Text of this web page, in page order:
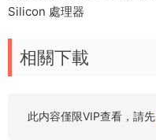
Silicon 處理器
相關下載
此内容僅限VIP查看，請先